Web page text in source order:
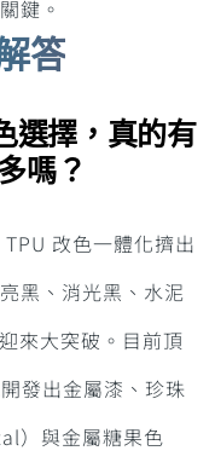
鍵。
答
選擇，真的有
嗎？
改色一體化擠出
黑、消光黑、水泥
來大突破。目前頂
發出金屬漆、珍珠
）與金屬糖果色